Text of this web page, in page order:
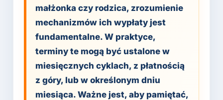
małżonka czy rodzica, zrozumienie
mechanizmów ich wypłaty jest
fundamentalne. W praktyce,
terminy te mogą być ustalone w
miesięcznych cyklach, z płatnością
z góry, lub w określonym dniu
miesiąca. Ważne jest, aby pamiętać,